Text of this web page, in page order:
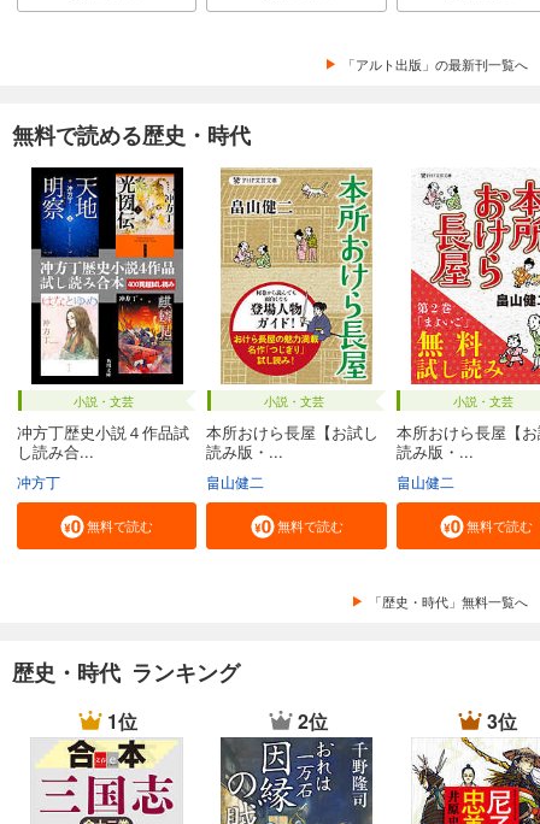
「アルト出版」の最新刊一覧へ
無料で読める歴史・時代
小説・文芸
冲方丁歴史小説４作品試
し読み合...
冲方丁
無料で読む
小説・文芸
本所おけら長屋【お試し
読み版・...
畠山健二
無料で読む
小説・文芸
本所おけら長屋【
読み版・...
畠山健二
無料で読む
「歴史・時代」無料一覧へ
歴史・時代 ランキング
1位 2位 3位